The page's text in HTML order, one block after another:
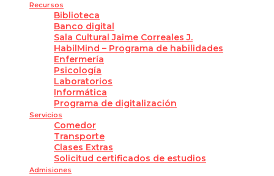
Recursos
Biblioteca
Banco digital
Sala Cultural Jaime Correales J.
HabilMind – Programa de habilidades
Enfermería
Psicología
Laboratorios
Informática
Programa de digitalización
Servicios
Comedor
Transporte
Clases Extras
Solicitud certificados de estudios
Admisiones